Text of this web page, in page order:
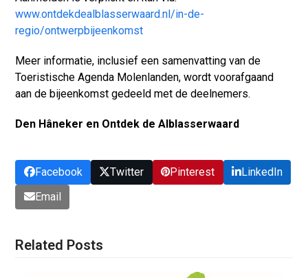
www.ontdekdealblasserwaard.nl/in-de-
regio/ontwerpbijeenkomst
Meer informatie, inclusief een samenvatting van de
Toeristische Agenda Molenlanden, wordt voorafgaand
aan de bijeenkomst gedeeld met de deelnemers.
Den Hâneker en Ontdek de Alblasserwaard
Facebook Twitter Pinterest
LinkedIn
Email
Related Posts